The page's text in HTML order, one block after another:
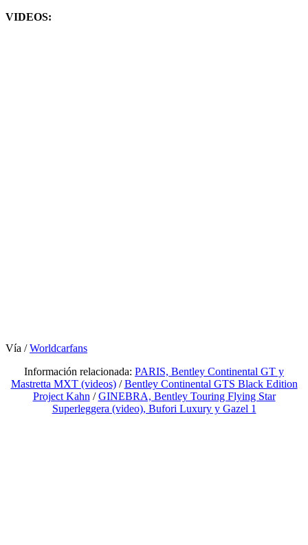
VIDEOS:
Vía /Worldcarfans
Información relacionada: PARIS, Bentley Continental GT y
Mastretta MXT (videos)/Bentley Continental GTS Black Edition
Project Kahn /GINEBRA, Bentley Touring Flying Star
Superleggera (video), Bufori Luxury y Gazel 1